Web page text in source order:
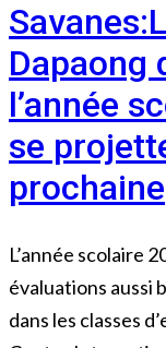
Dapaong
l’année
se
prochaine
L’année scolaire
évaluations aussi
dans les classes